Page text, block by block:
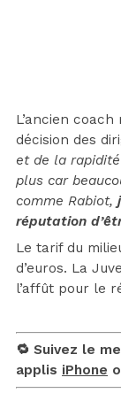
L’ancien
décision des
et de la
plus car
comme Rabiot,
réputation
Le tarif du
d’euros. La
l’affût pour le
🔁 Suivez le
applis iPhone